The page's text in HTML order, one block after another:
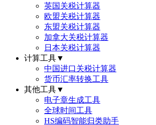
英国关税计算器
欧盟关税计算器
东盟关税计算器
加拿大关税计算器
日本关税计算器
计算工具▼
中国进口关税计算器
货币汇率转换工具
其他工具▼
电子章生成工具
全球时间工具
HS编码智能归类助手